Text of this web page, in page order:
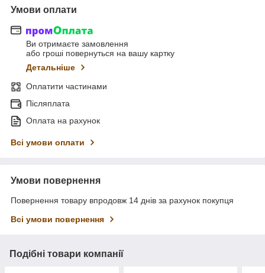
Умови оплати
Ви отримаєте замовлення
або гроші повернуться на вашу картку
Детальніше
Оплатити частинами
Післяплата
Оплата на рахунок
Всі умови оплати
Умови повернення
Повернення товару впродовж 14 днів за рахунок покупця
Всі умови повернення
Подібні товари компанії